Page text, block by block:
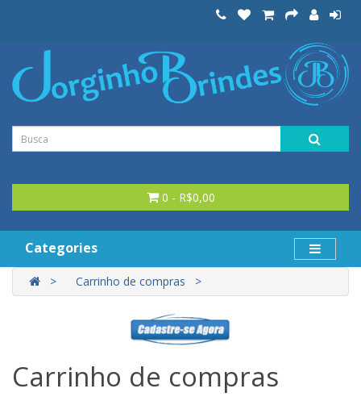
0 - R$0,00
Categories
Carrinho de compras
Carrinho de compras